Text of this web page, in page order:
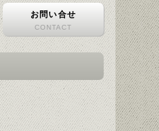
お問い合せ
CONTACT